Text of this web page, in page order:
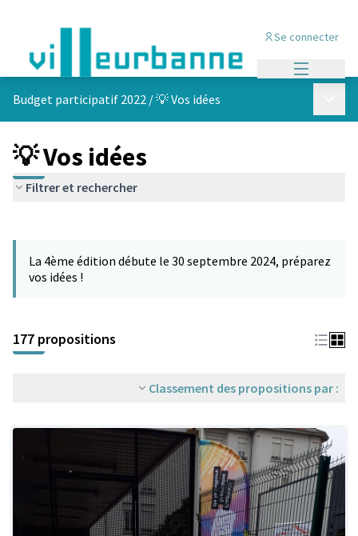
Se connecter
Budget participatif 2022 /💡 Vos idées
💡 Vos idées
Filtrer et rechercher
−
La 4ème édition débute le 30 septembre 2024, préparez
vos idées !
177 propositions
Classement des propositions par :